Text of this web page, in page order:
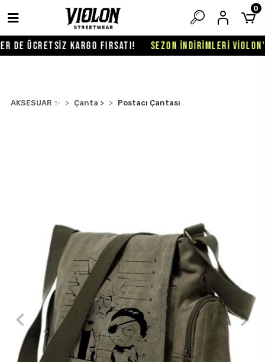
ÜCRETSİZ KARGO FIRSATI! SEZON İNDİRİMLERİ
0
AKSESUAR ✨ Çanta > Postacı Çantası